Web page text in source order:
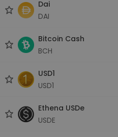
Dai
DAI
Bitcoin Cash
BCH
USD1
USD1
Ethena USDe
USDE